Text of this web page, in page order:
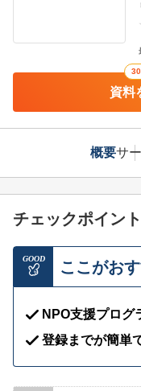
資料
概要サ
チェックポイント
GOOD ここがおす
NPO支援プログ
登録までが簡単